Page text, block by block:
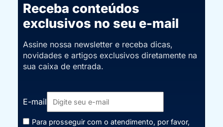
Receba conteúdos
exclusivos no seu e-mail
Assine nossa newsletter e receba dicas,
novidades e artigos exclusivos diretamente na
sua caixa de entrada.
E-mail
Para prosseguir com o atendimento, por favor,